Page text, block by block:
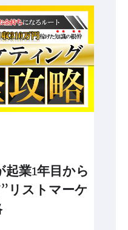
起業1年目から
リストマーケ